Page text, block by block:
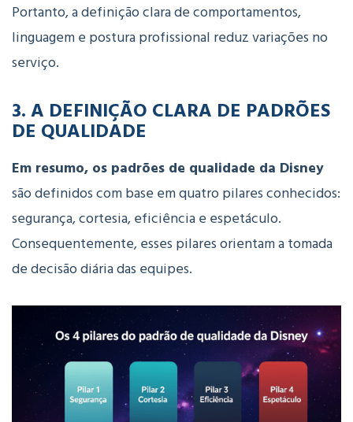
Portanto, adefiniçãoclaradecomportamentos,
linguageme posturaprofissional reduzvariações no
serviço.
3.A DEFINIÇÃO CLARA DE PADRÕES
DE QUALIDADE
Em resumo, os padrões de qualidade da Disney
sãodefinidoscombase emquatropilaresconhecidos:
segurança,cortesia,eficiênciae espetáculo.
Consequentemente, esses pilaresorientamatomada
dedecisãodiáriadas equipes.